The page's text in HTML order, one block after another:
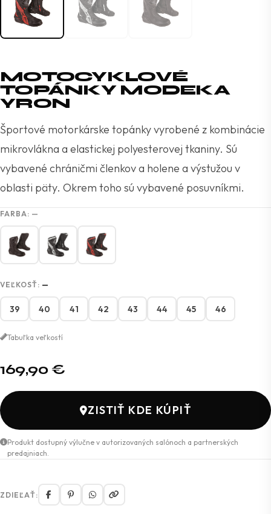
MOTOCYKLOVÉ
TOPÁNKY MODEKA
YRON
Športové motorkárske topánky vyrobené z kombinácie
mikrovlákna a elastickej polyesterovej tkaniny. Sú
vybavené chráničmi členkov a holene a výstužou v
oblasti päty. Okrem toho sú vybavené posuvníkmi.
FARBA: —
VEĽKOSŤ: —
39 40 41 42 43 44 45 46
Tabuľka veľkostí
169,90 €
ZISTIŤ KDE KÚPIŤ
Produkt dostupný výlučne v autorizovaných salónoch a partnerských
predajniach.
ZDIEĽAŤ: